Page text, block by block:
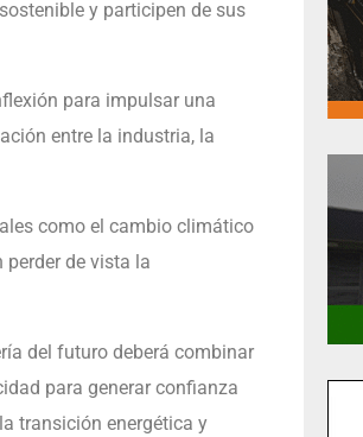
y participen de sus
para impulsar una
entre la industria, la
como el cambio climático
de vista la
del futuro deberá combinar
para generar confianza
transición energética y